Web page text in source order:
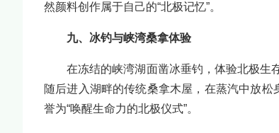
然颜料创作属于自己的“北极记忆”。
九、冰钓与峡湾桑拿体验
在冻结的峡湾湖面凿冰垂钓，体验北极生
随后进入湖畔的传统桑拿木屋，在蒸汽中放
誉为“唤醒生命力的北极仪式”。